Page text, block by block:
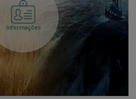
Informações